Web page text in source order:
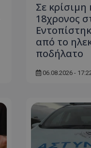
Σε
18χρονος
από το
ποδήλατο
06.08.2026 -
msToken